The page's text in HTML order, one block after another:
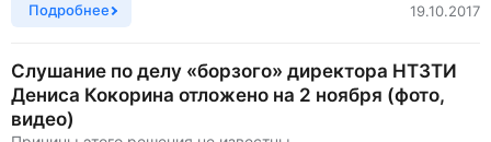
Подробнее 19.10.2017
Слушание по делу «борзого» директора НТЗТИ
Дениса Кокорина отложено на 2 ноября (фото,
видео)